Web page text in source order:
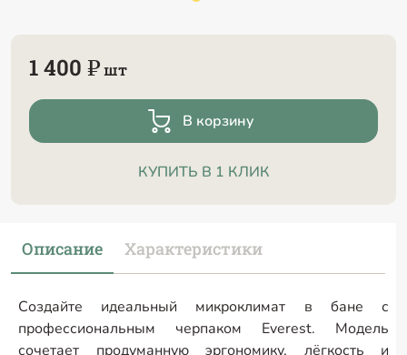
1 400 ₽шт
В корзину
КУПИТЬ В 1 КЛИК
Описание Характеристики
Создайте идеальный микроклимат в бане с
профессиональным черпаком Everest. Модель
сочетает продуманную эргономику, лёгкость и